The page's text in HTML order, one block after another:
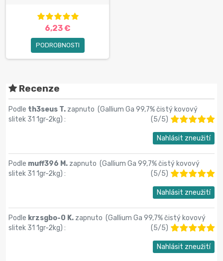
6,23 €
PODROBNOSTI
Recenze
Podle th3seus T. zapnuto (Gallium Ga 99,7% čistý kovový
slitek 31 1gr-2kg) : (5/5)
Nahlásit zneužití
Podle muff396 M. zapnuto (Gallium Ga 99,7% čistý kovový
slitek 31 1gr-2kg) : (5/5)
Nahlásit zneužití
Podle krzsgbo-0 K. zapnuto (Gallium Ga 99,7% čistý kovový
slitek 31 1gr-2kg) : (5/5)
Nahlásit zneužití